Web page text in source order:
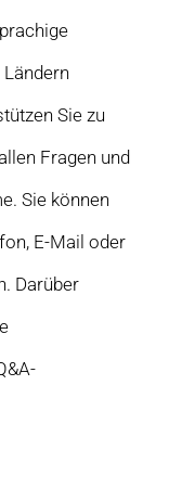
Sie zu
Fragen und
Sie können
E-Mail oder
Darüber